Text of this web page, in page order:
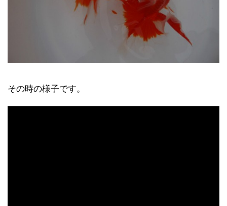
その時の様子です。